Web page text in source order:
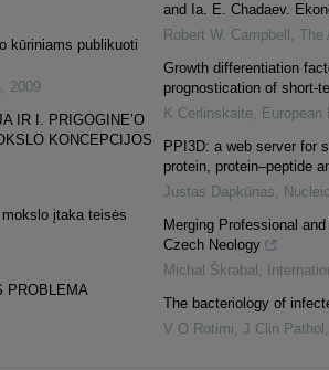
kūriniams publikuoti
, 2009
IR I. PRIGOGINE’O
KONCEPCIJOS
įtaka teisės
PROBLEMA
and Ia. E. Chadaev.
Robert W. Campbell , The
Growth differentiation
prognostication of short-
K Cerlinskaite, European
PPI3D: a web server for
protein, protein–peptide
Justas Dapkūnas,
Merging Professional
Czech Neology
Michal Škrabal ,
The bacteriology of
V O Rotimi, J Clin Pathol ,